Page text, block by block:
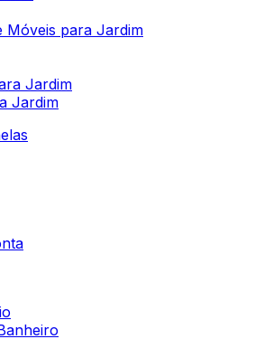
Móveis para Jardim
Jardim
Jardim